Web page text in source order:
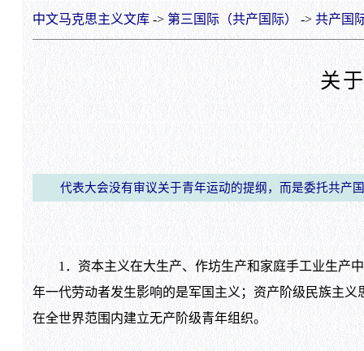
中文马克思主义文库-> 第三国际（共产国际） -> 共产国
关
代表大会没有审议关于青年运动的提纲，而是委托共产
1．资本主义在大生产、作坊生产和家庭手工业生产中
年一代劳动者发生影响的是军国主义；资产阶级民族主
在全世界范围内建立无产阶级青年组织。